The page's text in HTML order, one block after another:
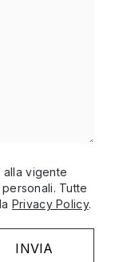
alla vigente
Tutte
Privacy Policy.